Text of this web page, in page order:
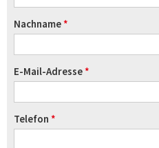
Nachname
E-Mail-Adresse
Telefon